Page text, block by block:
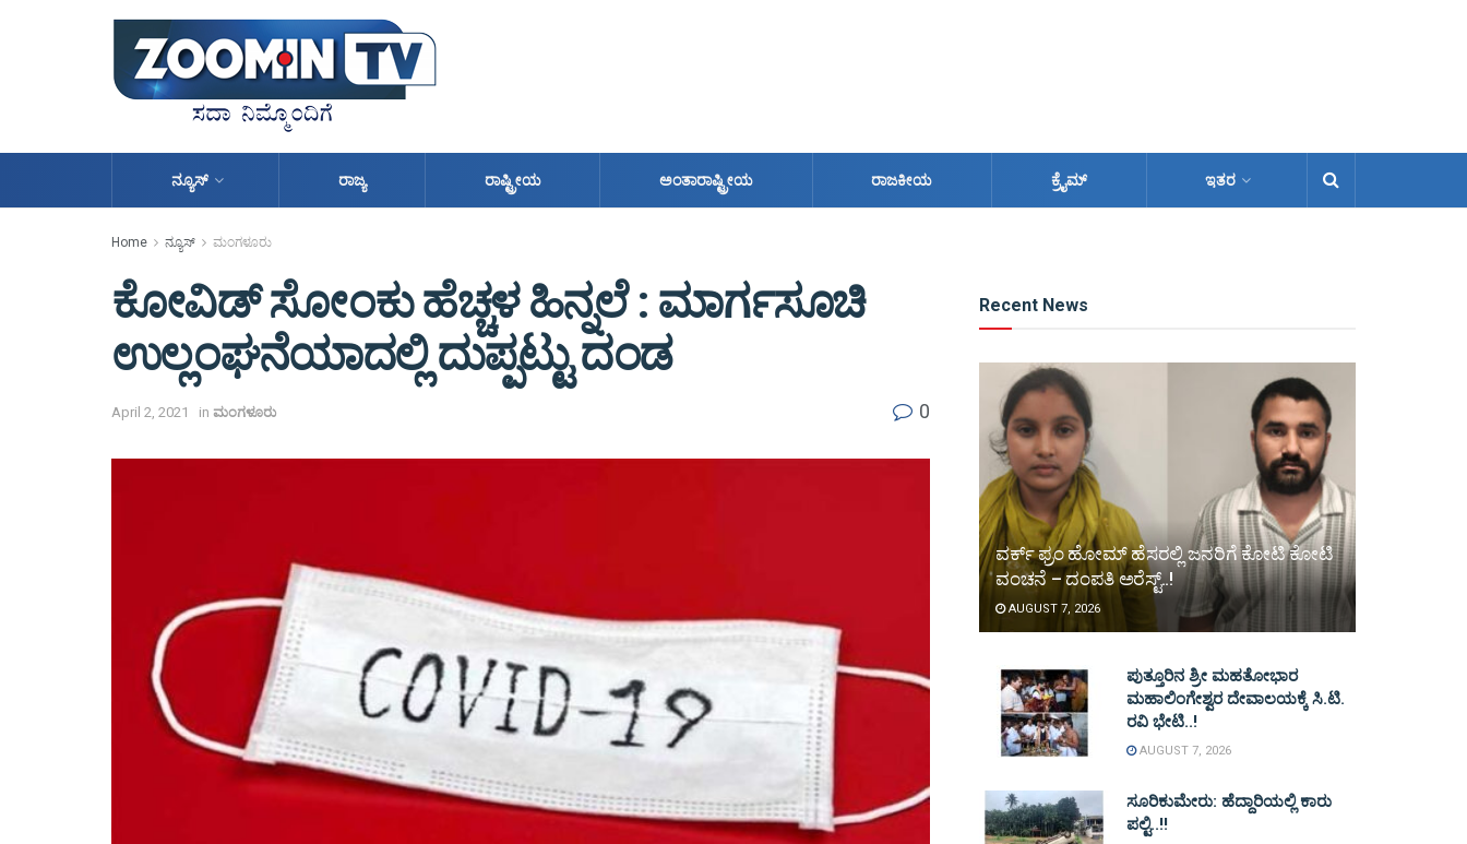
ನ್ಯೂಸ್ ರಾಜ್ಯ ರಾಷ್ಟ್ರೀಯ ಅಂತಾರಾಷ್ಟ್ರೀಯ ರಾಜಕೀಯ ಕ್ರೈಮ್ ಇತರ
Home ನ್ಯೂಸ್ ಮಂಗಳೂರು
ಕೋವಿಡ್ ಸೋಂಕು ಹೆಚ್ಚಳ ಹಿನ್ನಲೆ : ಮಾರ್ಗಸೂಚಿ
ಉಲ್ಲಂಘನೆಯಾದಲ್ಲಿ ದುಪ್ಪಟ್ಟು ದಂಡ
April 2, 2021 in ಮಂಗಳೂರು 0
Recent News
ವರ್ಕ್ ಫ್ರಂ ಹೋಮ್ ಹೆಸರಲ್ಲಿ ಜನರಿಗೆ ಕೋಟಿ ಕೋಟಿ
ವಂಚನೆ – ದಂಪತಿ ಅರೆಸ್ಟ್..!
AUGUST 7, 2026
ಪುತ್ತೂರಿನ ಶ್ರೀ ಮಹತೋಭಾರ
ಮಹಾಲಿಂಗೇಶ್ವರ ದೇವಾಲಯಕ್ಕೆ ಸಿ.ಟಿ.
ರವಿ ಭೇಟಿ..!
AUGUST 7, 2026
ಸೂರಿಕುಮೇರು: ಹೆದ್ದಾರಿಯಲ್ಲಿ ಕಾರು
ಪಲ್ಟಿ..!!